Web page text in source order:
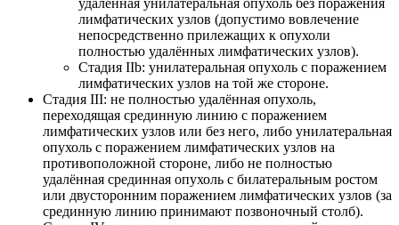
удалённая унилатеральная опухоль без поражения
лимфатических узлов (допустимо вовлечение
непосредственно прилежащих к опухоли
полностью удалённых лимфатических узлов).
Стадия IIb: унилатеральная опухоль с поражением
лимфатических узлов на той же стороне.
Стадия III: не полностью удалённая опухоль,
переходящая срединную линию с поражением
лимфатических узлов или без него, либо унилатеральная
опухоль с поражением лимфатических узлов на
противоположной стороне, либо не полностью
удалённая срединная опухоль с билатеральным ростом
или двусторонним поражением лимфатических узлов (за
срединную линию принимают позвоночный столб).